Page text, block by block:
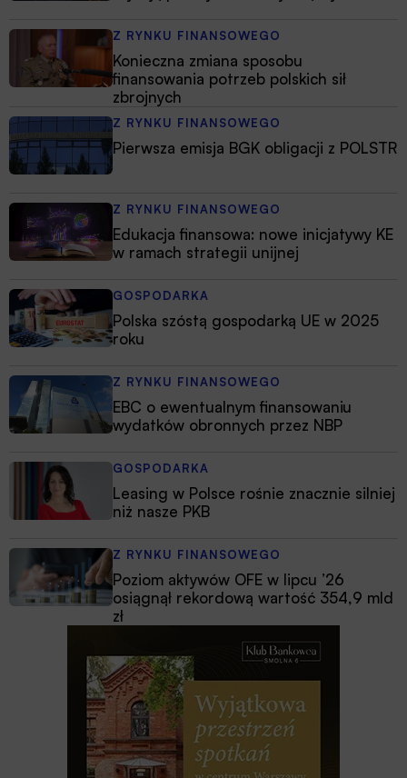
Z RYNKU FINANSOWEGO
Konieczna zmiana sposobu
finansowania potrzeb polskich sił
zbrojnych
Z RYNKU FINANSOWEGO
Pierwsza emisja BGK obligacji z POLSTR
Z RYNKU FINANSOWEGO
Edukacja finansowa: nowe inicjatywy KE
w ramach strategii unijnej
GOSPODARKA
Polska szóstą gospodarką UE w 2025
roku
Z RYNKU FINANSOWEGO
EBC o ewentualnym finansowaniu
wydatków obronnych przez NBP
GOSPODARKA
Leasing w Polsce rośnie znacznie silniej
niż nasze PKB
Z RYNKU FINANSOWEGO
Poziom aktywów OFE w lipcu ’26
osiągnął rekordową wartość 354,9 mld
zł